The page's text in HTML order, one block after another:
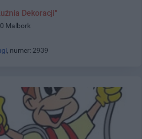
Dekoracji"
Malbork
, numer: 2939